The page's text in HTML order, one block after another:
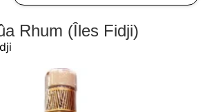
Rhum (Îles Fidji)